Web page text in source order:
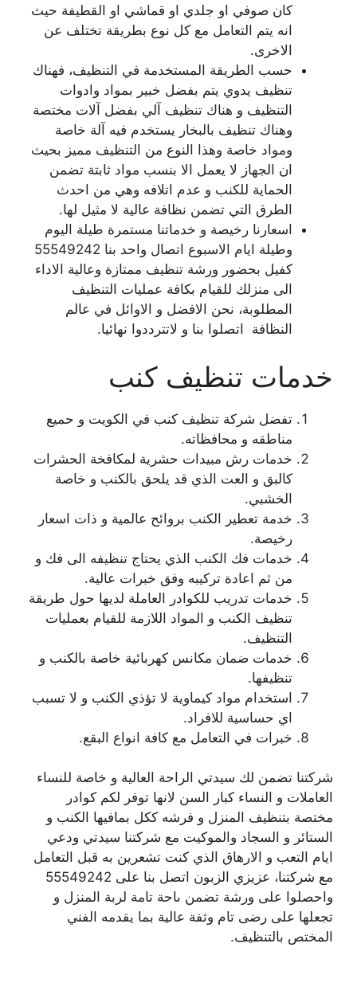
كان صوفي او جلدي او قماشي او القطيفة حيث
انه يتم التعامل مع كل نوع بطريقة تختلف عن
الاخرى.
حسب الطريقة المستخدمة في التنظيف، فهناك
تنظيف يدوي يتم بفضل خبير بمواد وادوات
التنظيف و هناك تنظيف آلي بفضل آلات مختصة
وهناك تنظيف بالبخار يستخدم فيه آلة خاصة
ومواد خاصة وهذا النوع من التنظيف مميز بحيث
ان الجهاز لا يعمل الا بنسب مواد ثابتة تضمن
الحماية للكنب و عدم اتلافه وهي من احدث
الطرق التي تضمن نظافة عالية لا مثيل لها.
اسعارنا رخيصة و خدماتنا مستمرة طيلة اليوم
وطيلة ايام الاسبوع اتصال واحد بنا 55549242
كفيل بحضور ورشة تنظيف ممتازة وعالية الاداء
الى منزلك للقيام بكافة عمليات التنظيف
المطلوبة، نحن الافضل و الاوائل في عالم
النظافة اتصلوا بنا و لاتترددوا نهائيا.
خدمات تنظيف كنب
تفضل شركة تنظيف كنب في الكويت و حميع
مناطقه و محافظاته.
خدمات رش مبيدات حشرية لمكافخة الحشرات
كالبق و العت الذي قد يلحق بالكنب و خاصة
الخشبي.
خدمة تعطير الكنب بروائح عالمية و ذات اسعار
رخيصة.
خدمات فك الكنب الذي يحتاج تنظيفه الى فك و
من ثم اعادة تركيبه وفق خبرات عالية.
خدمات تدريب للكوادر العاملة لديها حول طريقة
تنظيف الكنب و المواد اللازمة للقيام بعمليات
التنظيف.
خدمات ضمان مكانس كهربائية خاصة بالكنب و
تنظيفها.
استخدام مواد كيماوية لا تؤذي الكنب و لا تسبب
اي حساسية للافراد.
خبرات في التعامل مع كافة انواع البقع.
شركتنا تضمن لك سيدتي الراحة العالية و خاصة للنساء
العاملات و النساء كبار السن لانها توفر لكم كوادر
مختصة بتنظيف المنزل و فرشه ككل بمافيها الكنب و
الستائر و السجاد والموكيت مع شركتنا سيدتي ودعي
ايام التعب و الارهاق الذي كنت تشعرين به قبل التعامل
مع شركتنا، عزيزي الزبون اتصل بنا على 55549242
واحصلوا على ورشة تضمن ىاحة تامة لربة المنزل و
تجعلها على رضى تام وثفة عالية بما يقدمه الفني
المختص بالتنظيف.